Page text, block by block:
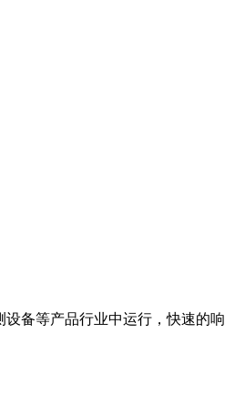
设备等产品行业中运行，快速的响